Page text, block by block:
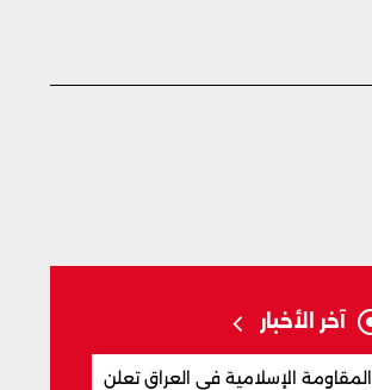
آخر الأخبار
المقاومة الإسلامية في العراق تعلن